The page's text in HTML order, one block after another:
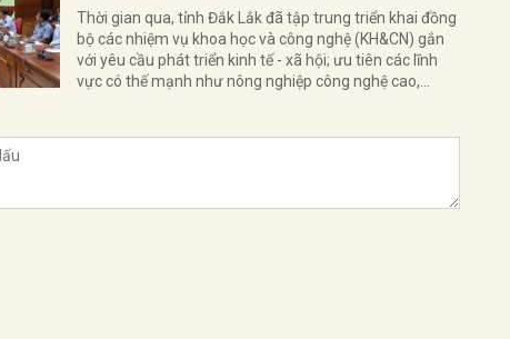
Thời gian qua, tỉnh Đắk Lắk đã tập trung triển khai đồng
bộ các nhiệm vụ khoa học và công nghệ (KH&CN) gắn
với yêu cầu phát triển kinh tế - xã hội; ưu tiên các lĩnh
vực có thế mạnh như nông nghiệp công nghệ cao,...